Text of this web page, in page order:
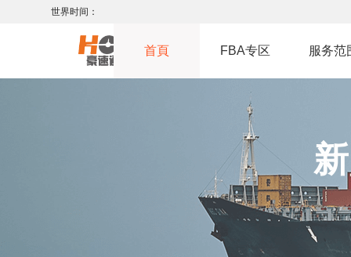
世界时间：
首頁 FBA专区 服务范